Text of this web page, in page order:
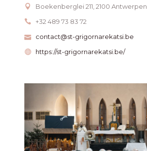
Boekenberglei 211, 2100 Antwerpen
+32 489 73 83 72
contact@st-grigornarekatsi.be
https://st-grigornarekatsi.be/